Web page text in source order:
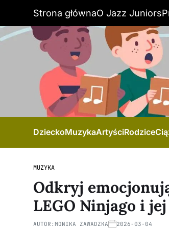
Strona głównaO Jazz Juniors
DzieckoMuzykaArtyściRodzice
MUZYKA
Odkryj
LEGO Ninjago i
AUTOR: MONIKA ZAWADZKA 2026-03-04